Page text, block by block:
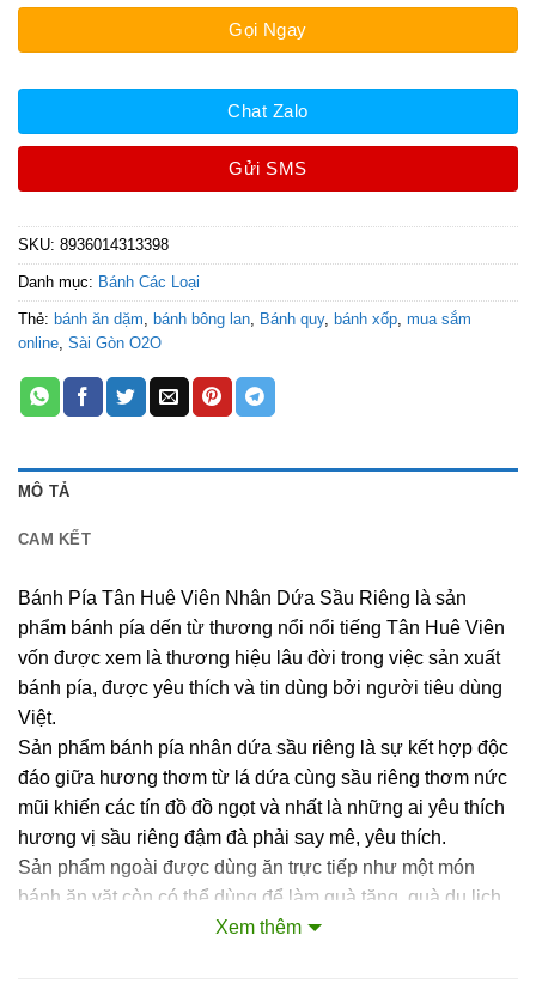
Gọi Ngay
Chat Zalo
Gửi SMS
SKU: 8936014313398
Danh mục: Bánh Các Loại
Thẻ: bánh ăn dặm, bánh bông lan, Bánh quy, bánh xốp, mua sắm
online, Sài Gòn O2O
MÔ TẢ
CAM KẾT
Bánh Pía Tân Huê Viên Nhân Dứa Sầu Riêng là sản
phẩm bánh pía dến từ thương nổi nổi tiếng Tân Huê Viên
vốn được xem là thương hiệu lâu đời trong việc sản xuất
bánh pía, được yêu thích và tin dùng bởi người tiêu dùng
Việt.
Sản phẩm bánh pía nhân dứa sầu riêng là sự kết hợp độc
đáo giữa hương thơm từ lá dứa cùng sầu riêng thơm nức
mũi khiến các tín đồ đồ ngọt và nhất là những ai yêu thích
hương vị sầu riêng đậm đà phải say mê, yêu thích.
Sản phẩm ngoài được dùng ăn trực tiếp như một món
bánh ăn vặt còn có thể dùng để làm quà tặng, quà du lịch
cho các khách nước ngoài…
Xem thêm